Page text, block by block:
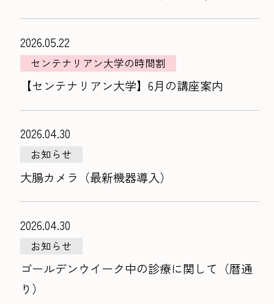
2026.05.22
センテナリアン大学の時間割
【センテナリアン大学】6月の講座案内
2026.04.30
お知らせ
大腸カメラ（最新機器導入）
2026.04.30
お知らせ
ゴールデンウイーク中の診療に関して（暦通
り）